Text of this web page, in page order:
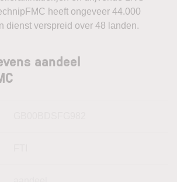
heeft ongeveer 44.000
dienst verspreid over 48 landen.
aandeel